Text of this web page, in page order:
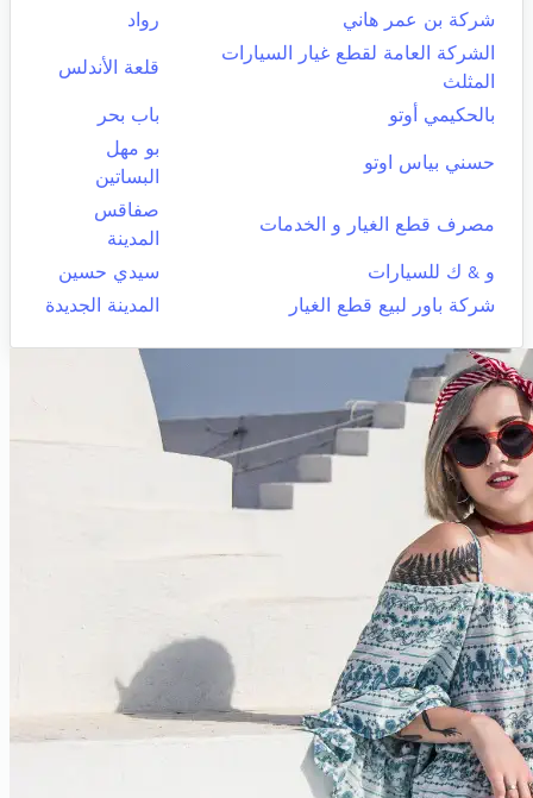
شركة بن عمر هاني
رواد
الشركة العامة لقطع غيار السيارات
المثلث
قلعة الأندلس
بالحكيمي أوتو باب بحر
حسني بياس اوتو
بو مهل
البساتين
مصرف قطع الغيار و الخدمات
صفاقس
المدينة
و & ك للسيارات
سيدي حسين
شركة باور لبيع قطع الغيار
المدينة الجديدة